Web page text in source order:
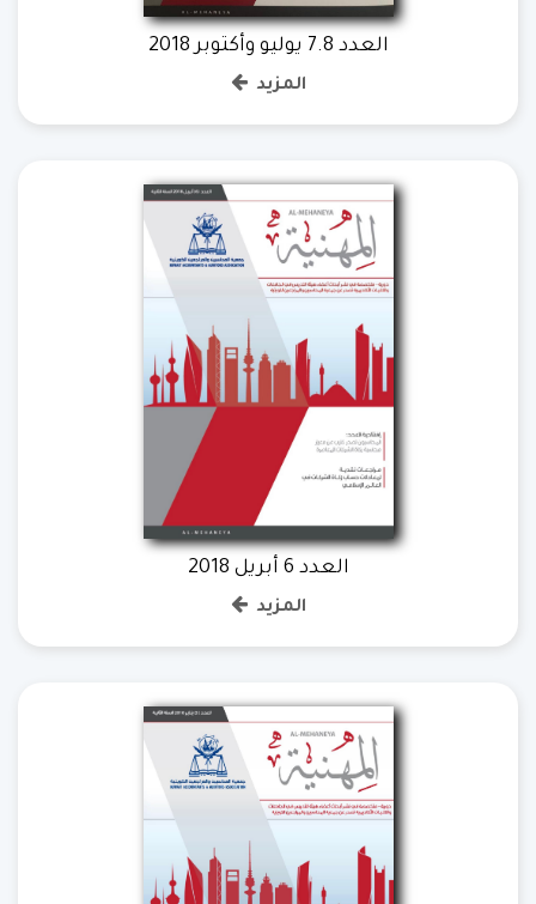
العدد 7.8 يوليو وأكتوبر 2018
المزيد
العدد 6 أبريل 2018
المزيد